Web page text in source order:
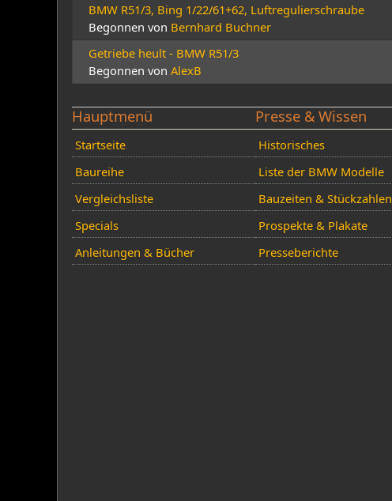
BMW R51/3, Bing 1/22/61+62, Luftregulierschraube
Begonnen von Bernhard Buchner
Getriebe heult - BMW R51/3
Begonnen von AlexB
Hauptmenü
Startseite
Baureihe
Vergleichsliste
Specials
Anleitungen & Bücher
Presse & Wissen
Historisches
Liste der BMW Modelle
Bauzeiten & Stückzahlen
Prospekte & Plakate
Presseberichte